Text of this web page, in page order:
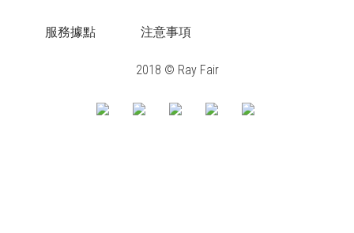
服務據點 注意事項
2018 © Ray Fair